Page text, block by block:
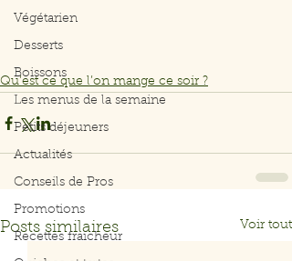
Végétarien
Desserts
Boissons
Les menus de la semaine
Petits déjeuners
Actualités
Conseils de Pros
Promotions
Recettes fraicheur
Qu’est ce que l’on mange ce soir ?
Posts similaires Voir tout